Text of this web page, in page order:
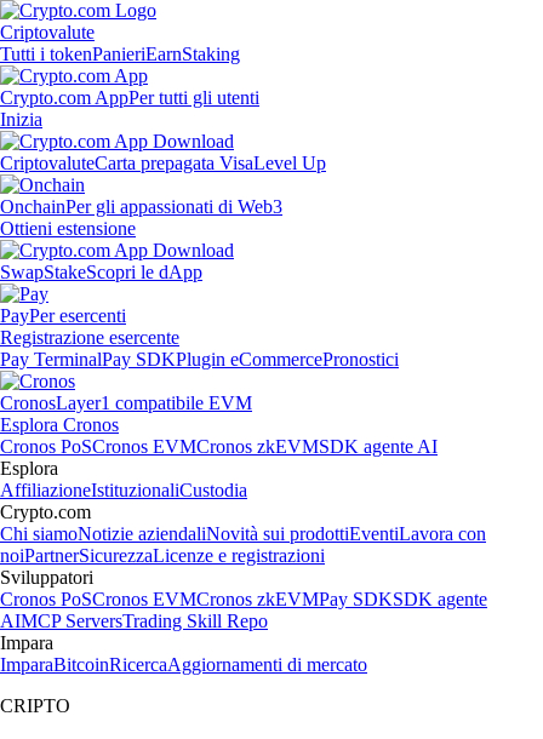
Criptovalute
Tutti i tokenPanieriEarnStaking
Crypto.com AppPer tutti gli utenti
Inizia
CriptovaluteCarta prepagata VisaLevel Up
OnchainPer gli appassionati di Web3
Ottieni estensione
SwapStakeScopri le dApp
PayPer esercenti
Registrazione esercente
Pay TerminalPay SDKPlugin eCommercePronostici
CronosLayer1 compatibile EVM
Esplora Cronos
Cronos PoSCronos EVMCronos zkEVMSDK agente AI
Esplora
AffiliazioneIstituzionaliCustodia
Crypto.com
Chi siamoNotizie aziendaliNovità sui prodottiEventiLavora con
noiPartnerSicurezzaLicenze e registrazioni
Sviluppatori
Cronos PoSCronos EVMCronos zkEVMPay SDKSDK agente
AIMCP ServersTrading Skill Repo
Impara
ImparaBitcoinRicercaAggiornamenti di mercato
CRIPTO